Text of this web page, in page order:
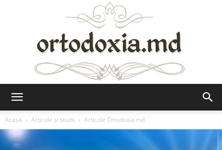
Acasă
Articole şi studii Articole Ortodoxia.md